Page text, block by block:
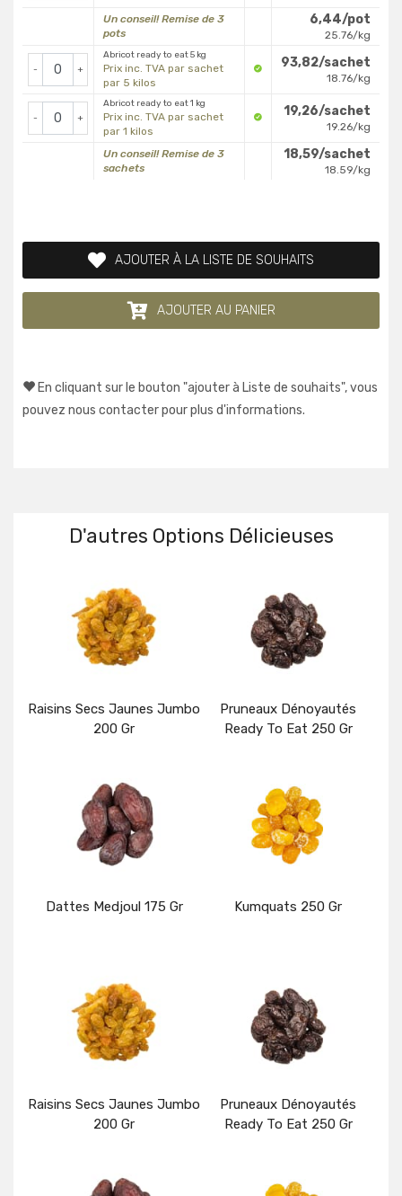
Un conseil! Remise de 3
pots
6,44/pot
25.76/kg
- +
Abricot ready to eat 5 kg
Prix inc. TVA par sachet
par 5 kilos
93,82/sachet
18.76/kg
- +
Abricot ready to eat 1 kg
Prix inc. TVA par sachet
par 1 kilos
19,26/sachet
19.26/kg
Un conseil! Remise de 3
sachets
18,59/sachet
18.59/kg
AJOUTER À LA LISTE DE SOUHAITS
AJOUTER AU PANIER
En cliquant sur le bouton "ajouter à Liste de souhaits", vous
pouvez nous contacter pour plus d'informations.
D'autres Options Délicieuses
Raisins Secs Jaunes Jumbo
200 Gr
Détails
Pruneaux Dénoyautés
Ready To Eat 250 Gr
Détails
Dattes Medjoul 175 Gr
Détails
Kumquats 250 Gr
Détails
Raisins Secs Jaunes Jumbo
200 Gr
Détails
Pruneaux Dénoyautés
Ready To Eat 250 Gr
Détails